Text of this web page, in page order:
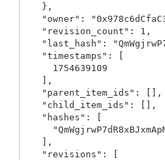
    },
"owner":
    "revision_count": 1,
"last_hash":
    "timestamps": [
      1754639109
    ],
    "parent_item_ids": [],
    "child_item_ids": [],
    "hashes": [
    ],
    "revisions": [